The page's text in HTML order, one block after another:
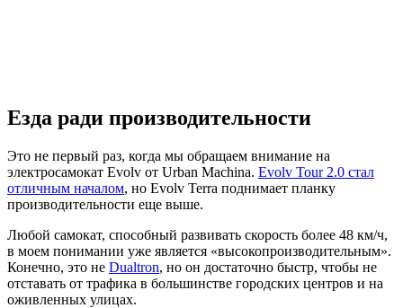
Езда ради производительности
Это не первый раз, когда мы обращаем внимание на
электросамокат Evolv от Urban Machina. Evolv Tour 2.0 стал
отличным началом, но Evolv Terra поднимает планку
производительности еще выше.
Любой самокат, способный развивать скорость более 48 км/ч,
в моем понимании уже является «высокопроизводительным».
Конечно, это не Dualtron, но он достаточно быстр, чтобы не
отставать от трафика в большинстве городских центров и на
оживленных улицах.